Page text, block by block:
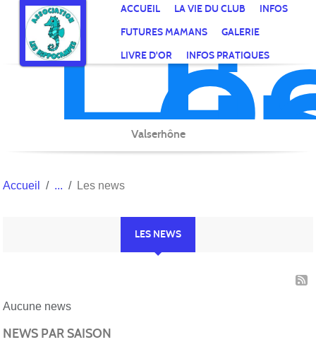
ACCUEIL LA VIE DU CLUB
INFOS
FUTURES MAMANS
GALERIE
LIVRE D'OR
INFOS PRATIQUES
Valserhône
Accueil Les news
LES NEWS
Aucune news
NEWS PAR SAISON
Panneau de gestion des cookies